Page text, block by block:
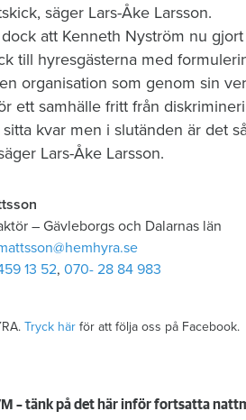
säger Lars-Åke Larsson.
att Kenneth Nyström nu
till hyresgästerna med
organisation som genom sin
ett samhälle fritt från
kvar men i slutänden är det
Lars-Åke Larsson.
– Gävleborgs och Dalarnas län
13 52,070- 28 84 983
Tryck här för att följa oss på Facebook.
– tänk på det här inför fortsatta